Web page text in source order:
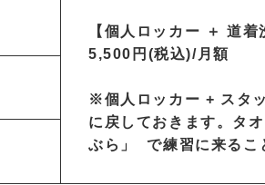
【個人ロッカー ＋ 道
5,500円(税込)/月額
※個⼈ロッカー + スタ
に戻しておきます。タ
ぶら」 で練習に来るこ